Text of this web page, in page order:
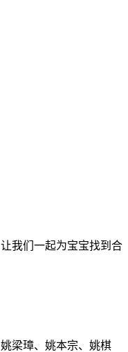
我们一起为宝宝找到合
梁璋、姚本宗、姚棋